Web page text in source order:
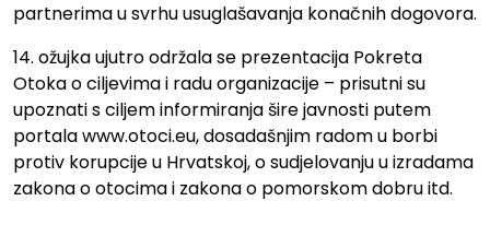
partnerima u svrhu usuglašavanja konačnih dogovora.
14. ožujka ujutro održala se prezentacija Pokreta
Otoka o ciljevima i radu organizacije – prisutni su
upoznati s ciljem informiranja šire javnosti putem
portala www.otoci.eu, dosadašnjim radom u borbi
protiv korupcije u Hrvatskoj, o sudjelovanju u izradama
zakona o otocima i zakona o pomorskom dobru itd.